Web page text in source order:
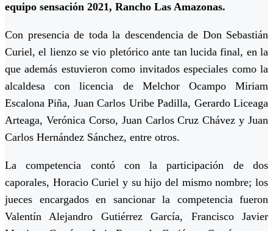
equipo sensación 2021, Rancho Las Amazonas.
Con presencia de toda la descendencia de Don Sebastián
Curiel, el lienzo se vio pletórico ante tan lucida final, en la
que además estuvieron como invitados especiales como la
alcaldesa con licencia de Melchor Ocampo Miriam
Escalona Piña, Juan Carlos Uribe Padilla, Gerardo Liceaga
Arteaga, Verónica Corso, Juan Carlos Cruz Chávez y Juan
Carlos Hernández Sánchez, entre otros.
La competencia contó con la participación de dos
caporales, Horacio Curiel y su hijo del mismo nombre; los
jueces encargados en sancionar la competencia fueron
Valentín Alejandro Gutiérrez García, Francisco Javier